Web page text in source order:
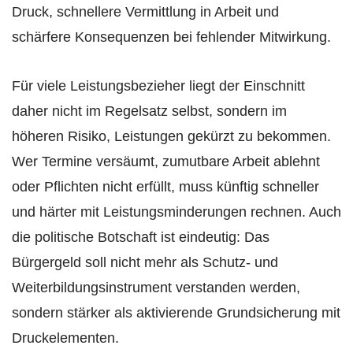
Druck, schnellere Vermittlung in Arbeit und
schärfere Konsequenzen bei fehlender Mitwirkung.
Für viele Leistungsbezieher liegt der Einschnitt
daher nicht im Regelsatz selbst, sondern im
höheren Risiko, Leistungen gekürzt zu bekommen.
Wer Termine versäumt, zumutbare Arbeit ablehnt
oder Pflichten nicht erfüllt, muss künftig schneller
und härter mit Leistungsminderungen rechnen. Auch
die politische Botschaft ist eindeutig: Das
Bürgergeld soll nicht mehr als Schutz- und
Weiterbildungsinstrument verstanden werden,
sondern stärker als aktivierende Grundsicherung mit
Druckelementen.